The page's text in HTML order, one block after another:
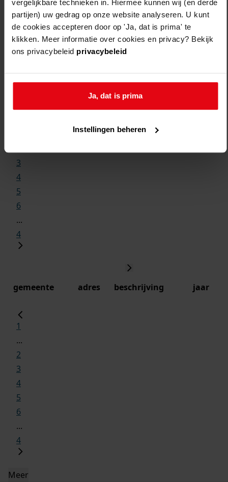
vergelijkbare technieken in. Hiermee kunnen wij (en derde
partijen) uw gedrag op onze website analyseren. U kunt
de cookies accepteren door op 'Ja, dat is prima' te
klikken. Meer informatie over cookies en privacy? Bekijk
ons privacybeleid privacybeleid
Ja, dat is prima
Instellingen beheren
3
4
5
6
...
4
gemeente adres beschrijving jaar
1
...
2
3
4
5
6
...
4
Meer